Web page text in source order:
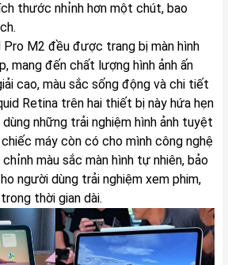
thước nhỉnh hơn một chút, bao
Pro M2 đều được trang bị màn hình
mang đến chất lượng hình ảnh ấn
cao, màu sắc sống động và chi tiết
Retina trên hai thiết bị này hứa hẹn
những trải nghiệm hình ảnh tuyệt
máy còn có cho mình công nghệ
màu sắc màn hình tự nhiên, bảo
người dùng trải nghiệm xem phim,
thời gian dài.